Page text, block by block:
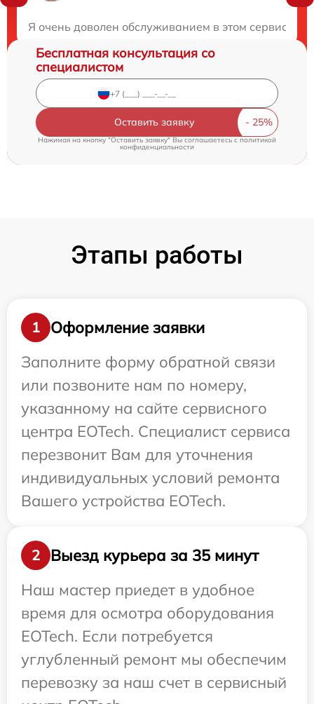
Я очень доволен обслуживанием в этом
Бесплатная консультация со
специалистом
Оставить заявку
Нажимая на кнопку "Оставить заявку" Вы соглашаетесь cполитикой
конфиденциальности
Этапы работы
1
Оформление заявки
Заполните форму обратной связи
или позвоните нам по номеру,
указанному на сайте сервисного
центра EOTech. Специалист сервиса
перезвонит Вам для уточнения
индивидуальных условий ремонта
Вашего устройства EOTech.
2
Выезд курьера за 35 минут
Наш мастер приедет в удобное
время для осмотра оборудования
EOTech. Если потребуется
углубленный ремонт мы обеспечим
перевозку за наш счет в сервисный